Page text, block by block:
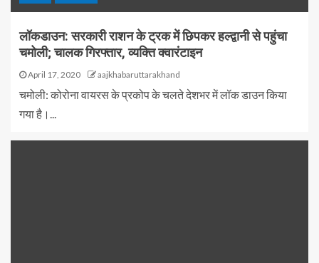
लॉकडाउन: सरकारी राशन के ट्रक में छिपकर हल्द्वानी से पहुंचा
चमोली; चालक गिरफ्तार, व्यक्ति क्वारंटाइन
April 17, 2020 aajkhabaruttarakhand
चमोली: कोरोना वायरस के प्रकोप के चलते देशभर में लॉक डाउन किया
गया है।...